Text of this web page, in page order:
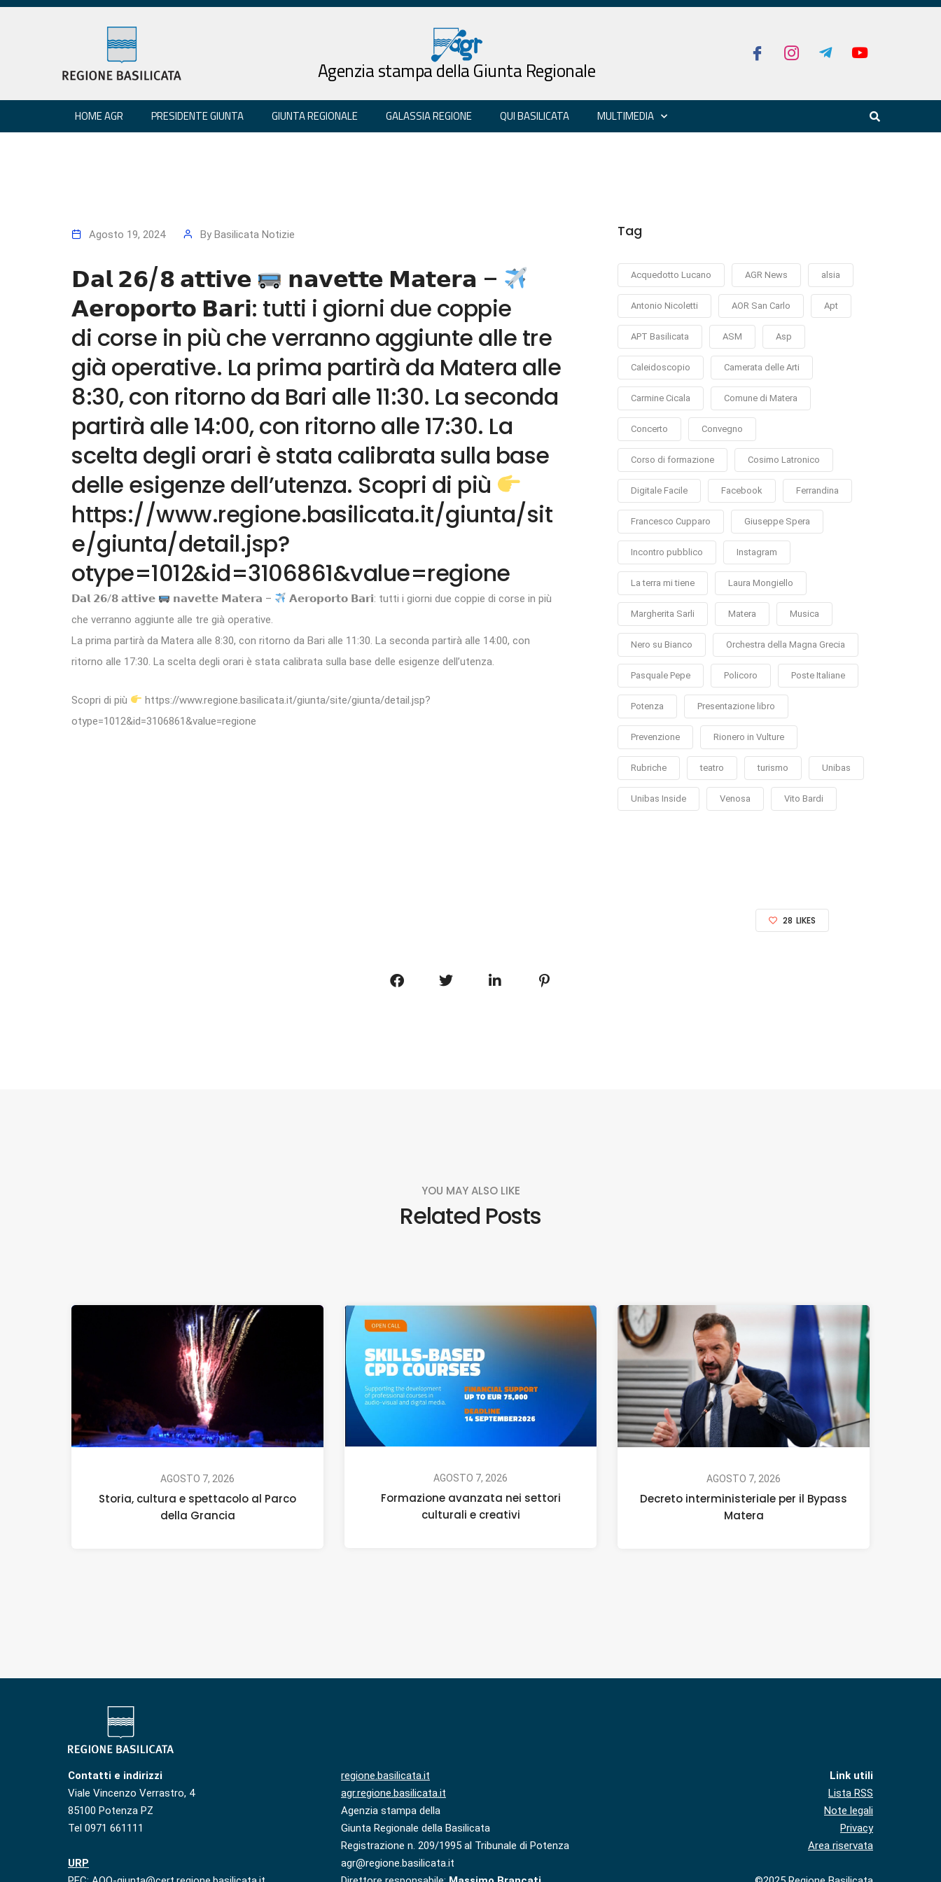
Agenzia stampa della Giunta Regionale
HOME AGR PRESIDENTE GIUNTA GIUNTA REGIONALE GALASSIA REGIONE QUI BASILICATA MULTIMEDIA
Agosto 19, 2024 By Basilicata Notizie
𝗗𝗮𝗹 𝟮𝟲/𝟴 𝗮𝘁𝘁𝗶𝘃𝗲
𝗻𝗮𝘃𝗲𝘁𝘁𝗲 𝗠𝗮𝘁𝗲𝗿𝗮 –
𝗔𝗲𝗿𝗼𝗽𝗼𝗿𝘁𝗼 𝗕𝗮𝗿𝗶: tutti i giorni due coppie
di corse in più che verranno aggiunte alle tre
già operative. La prima partirà da Matera alle
8:30, con ritorno da Bari alle 11:30. La seconda
partirà alle 14:00, con ritorno alle 17:30. La
scelta degli orari è stata calibrata sulla base
delle esigenze dell’utenza. Scopri di più
https://www.regione.basilicata.it/giunta/sit
e/giunta/detail.jsp?
otype=1012&id=3106861&value=regione
𝗗𝗮𝗹 𝟮𝟲/𝟴 𝗮𝘁𝘁𝗶𝘃𝗲 𝗻𝗮𝘃𝗲𝘁𝘁𝗲 𝗠𝗮𝘁𝗲𝗿𝗮 –
𝗔𝗲𝗿𝗼𝗽𝗼𝗿𝘁𝗼 𝗕𝗮𝗿𝗶: tutti i giorni due coppie di corse in più
che verranno aggiunte alle tre già operative.
La prima partirà da Matera alle 8:30, con ritorno da Bari alle 11:30. La seconda partirà alle 14:00, con
ritorno alle 17:30. La scelta degli orari è stata calibrata sulla base delle esigenze dell’utenza.
Scopri di più
https://www.regione.basilicata.it/giunta/site/giunta/detail.jsp?
otype=1012&id=3106861&value=regione
Tag
Acquedotto Lucano AGR News alsia
Antonio Nicoletti AOR San Carlo Apt
APT Basilicata ASM Asp
Caleidoscopio Camerata delle Arti
Carmine Cicala Comune di Matera
Concerto Convegno
Corso di formazione Cosimo Latronico
Digitale Facile Facebook Ferrandina
Francesco Cupparo Giuseppe Spera
Incontro pubblico Instagram
La terra mi tiene Laura Mongiello
Margherita Sarli Matera Musica
Nero su Bianco Orchestra della Magna Grecia
Pasquale Pepe Policoro Poste Italiane
Potenza Presentazione libro
Prevenzione Rionero in Vulture
Rubriche teatro turismo Unibas
Unibas Inside Venosa Vito Bardi
28 LIKES
YOU MAY ALSO LIKE
Related Posts
AGOSTO 7, 2026
Storia, cultura e spettacolo al Parco
della Grancia
AGOSTO 7, 2026
Formazione avanzata nei settori
culturali e creativi
AGOSTO 7, 2026
Decreto interministeriale per il Bypass
Matera
Contatti e indirizzi
Viale Vincenzo Verrastro, 4
85100 Potenza PZ
Tel 0971 661111
URP
regione.basilicata.it
agr.regione.basilicata.it
Agenzia stampa della
Giunta Regionale della Basilicata
Registrazione n. 209/1995 al Tribunale di Potenza
agr@regione.basilicata.it
Link utili
Lista RSS
Note legali
Privacy
Area riservata